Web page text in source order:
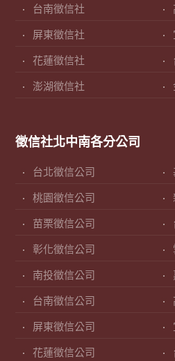
台南徵信社
屏東徵信社
花蓮徵信社
澎湖徵信社
徵信社北中南各分公司
台北徵信公司
桃園徵信公司
苗栗徵信公司
彰化徵信公司
南投徵信公司
台南徵信公司
屏東徵信公司
花蓮徵信公司